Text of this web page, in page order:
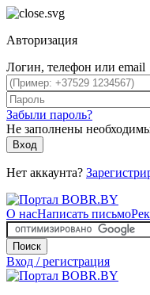
Авторизация
Логин, телефон или email
Забыли пароль?
Не заполнены
Вход
Нет аккаунта?
О насНаписать письмо
Поиск
Вход / регистрация